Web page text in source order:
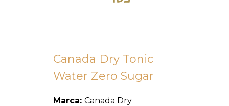
Canada Dry Tonic
Water Zero Sugar
Marca: Canada Dry